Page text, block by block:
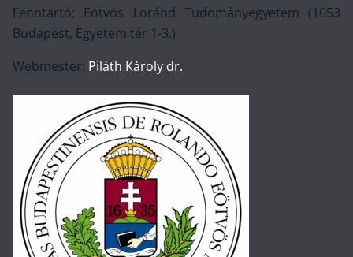
Fenntartó: Eötvös Loránd Tudományegyetem (1053
Budapest, Egyetem tér 1-3.)
Webmester: Piláth Károly dr.